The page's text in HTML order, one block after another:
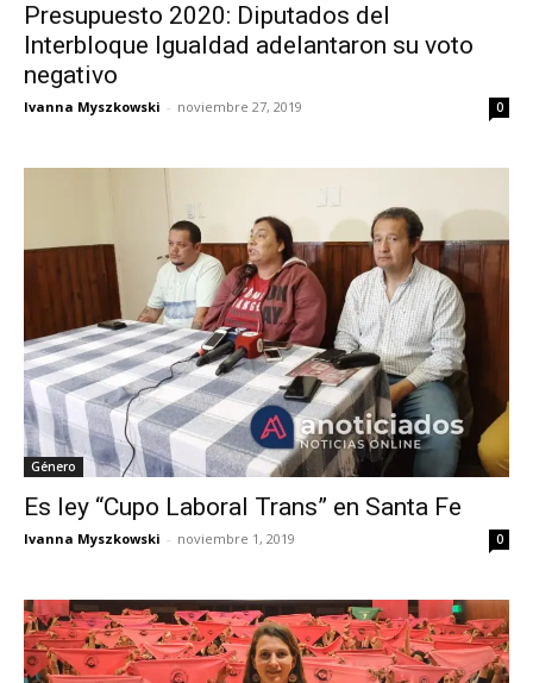
Presupuesto 2020: Diputados del
Interbloque Igualdad adelantaron su voto
negativo
Ivanna Myszkowski - noviembre 27, 2019 0
Género
Es ley “Cupo Laboral Trans” en Santa Fe
Ivanna Myszkowski - noviembre 1, 2019 0